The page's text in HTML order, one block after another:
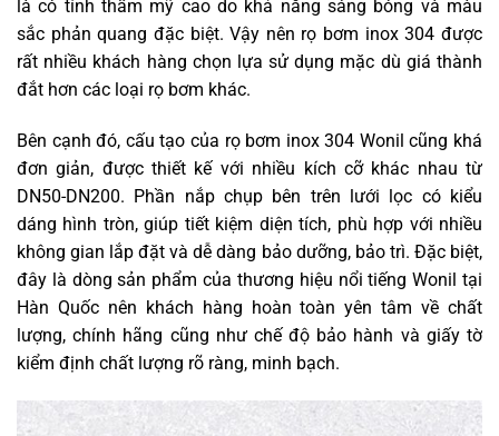
là có tính thẩm mỹ cao do khả năng sáng bóng và màu
sắc phản quang đặc biệt. Vậy nên rọ bơm inox 304 được
rất nhiều khách hàng chọn lựa sử dụng mặc dù giá thành
đắt hơn các loại rọ bơm khác.
Bên cạnh đó, cấu tạo của rọ bơm inox 304 Wonil cũng khá
đơn giản, được thiết kế với nhiều kích cỡ khác nhau từ
DN50-DN200. Phần nắp chụp bên trên lưới lọc có kiểu
dáng hình tròn, giúp tiết kiệm diện tích, phù hợp với nhiều
không gian lắp đặt và dễ dàng bảo dưỡng, bảo trì. Đặc biệt,
đây là dòng sản phẩm của thương hiệu nổi tiếng Wonil tại
Hàn Quốc nên khách hàng hoàn toàn yên tâm về chất
lượng, chính hãng cũng như chế độ bảo hành và giấy tờ
kiểm định chất lượng rõ ràng, minh bạch.